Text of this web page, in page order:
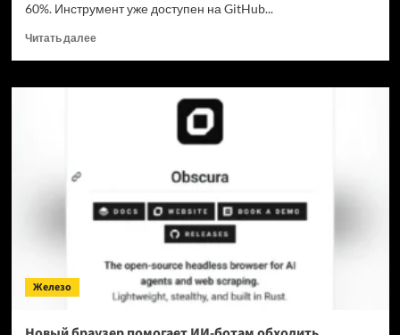
60%. Инструмент уже доступен на GitHub...
Читать далееПрочитать
Для
инструмент,
который
на
токены
Железо